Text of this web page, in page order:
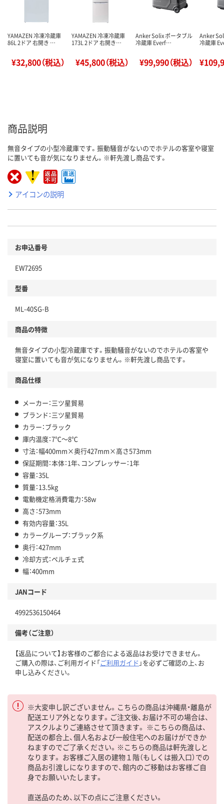
YAMAZEN 冷凍冷蔵庫
86L 2ドア 右開き …
¥32,800（税込）
YAMAZEN 冷凍冷蔵庫
173L 2ドア 右開き…
¥45,800（税込）
Anker Solix ポータブル
冷蔵庫 Everf…
¥99,990（税込）
Anker
冷蔵庫
商品説明
無音タイプの小型冷蔵庫です。振動騒音がないのでホテルの客室や寝室
に置いても音が気になりません。※軒先渡し商品です。
アイコンの説明
お申込番号
EW72695
型番
ML-40SG-B
商品の特徴
無音タイプの小型冷蔵庫です。振動騒音がないのでホテルの客室や
寝室に置いても音が気になりません。※軒先渡し商品です。
商品仕様
メーカー：三ツ星貿易
ブランド：三ツ星貿易
カラー：ブラック
庫内温度：7℃～8℃
寸法：幅400mm×奥行427mm×高さ573mm
保証期間：本体：1年、コンプレッサー：1年
容量：35L
質量：13.5kg
電動機定格消費電力：58w
高さ：573mm
有効内容量：35L
カラーグループ：ブラック系
奥行：427mm
冷却方式：ペルチェ式
幅：400mm
JANコード
4992536150464
備考（ご注意）
【返品について】お客様のご都合による返品はお受けできません。
ご購入の際は、ご利用ガイド「ご利用ガイド 」を必ずご確認の上、お
申し込みください。
※大変申し訳ございません。こちらの商品は沖縄県・離島が
配送エリア外となります。ご注文後、お届け不可の場合は、
アスクルよりご連絡させて頂きます。 ※こちらの商品は、
配送の都合上、個人名および一般住宅へのお届けができか
ねますのでご了承ください。※こちらの商品は軒先渡しと
なります。 お客様ご入居の建物１階（もしくは搬入口）での
商品お引渡しになりますので、館内のご移動はお客様ご自
身でお願いいたします。
直送品のため、以下の点にご注意ください。